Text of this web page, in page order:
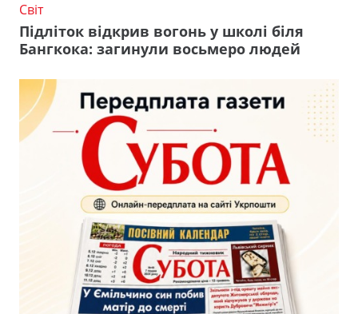
Світ
Підліток відкрив вогонь у школі біля
Бангкока: загинули восьмеро людей